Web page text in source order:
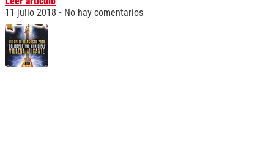
11 julio 2018
No hay comentarios